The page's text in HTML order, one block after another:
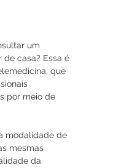
um
de casa? Essa é
que
por meio de
modalidade de
mesmas
da